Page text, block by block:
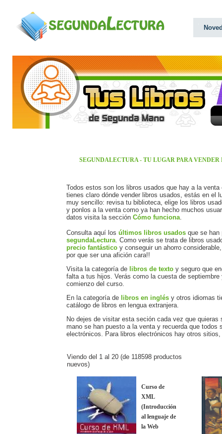
SEGUNDALECTURA - TU LUGAR PARA VENDER
Todos estos son los libros usados que hay a la
tienes claro dónde vender libros usados, estás en el
muy sencillo: revisa tu biblioteca, elige los libros
y ponlos a la venta como ya han hecho muchos
datos visita la sección Cómo funciona.
Consulta aquí los últimos libros usados que se han
segundaLectura. Como verás se trata de libros
precio fantástico y conseguir un ahorro
por que ser una afición cara!!
Visita la categoría de libros de texto y seguro que
falta a tus hijos. Verás como la cuesta de
comienzo del curso.
En la categoría de libros en inglés y otros idiomas
catálogo de libros en lengua extranjera.
No dejes de visitar esta seción cada vez que quieras
mano se han puesto a la venta y recuerda que todos
electrónicos. Para libros electrónicos hay otros sitios,
Viendo del 1 al 20 (de 118598 productos
nuevos)
Curso de
XML
(Introducción
al lenguaje de
la Web